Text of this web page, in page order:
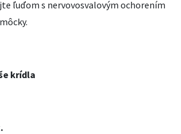
ľuďom s nervovosvalovým ochorením
krídla